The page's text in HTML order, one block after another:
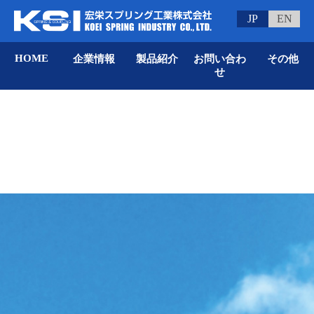
JP EN
HOME 企業情報 製品紹介
お問い合わ
せ
その他